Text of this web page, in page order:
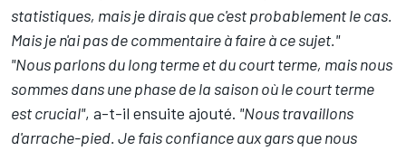
statistiques, mais je dirais que c'est probablement le cas.
Mais je n'ai pas de commentaire à faire à ce sujet."
"Nous parlons du long terme et du court terme, mais nous
sommes dans une phase de la saison où le court terme
est crucial", a-t-il ensuite ajouté. "Nous travaillons
d'arrache-pied. Je fais confiance aux gars que nous